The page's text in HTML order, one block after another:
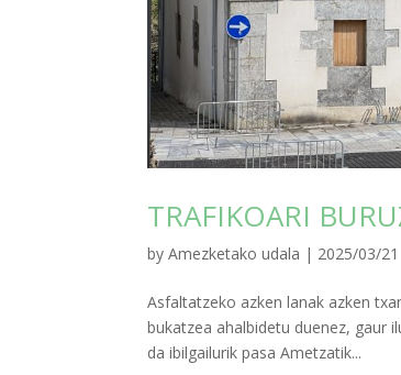
TRAFIKOARI
byAmezketako udala | 2025/03/21
Asfaltatzeko azken lanak azken
bukatzea ahalbidetu duenez, gaur
da ibilgailurik pasa Ametzatik...